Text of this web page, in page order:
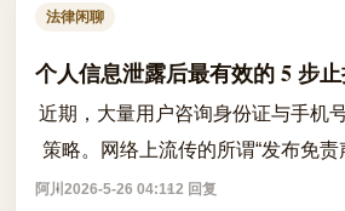
法律闲聊
个人信息泄露后最有效的 5 步
近期，大量用户咨询身份证与手机
策略。网络上流传的所谓“发布免责
仅无法阻断风险，还可能因反应迟
阿川 2026-5-26 04:112 回复